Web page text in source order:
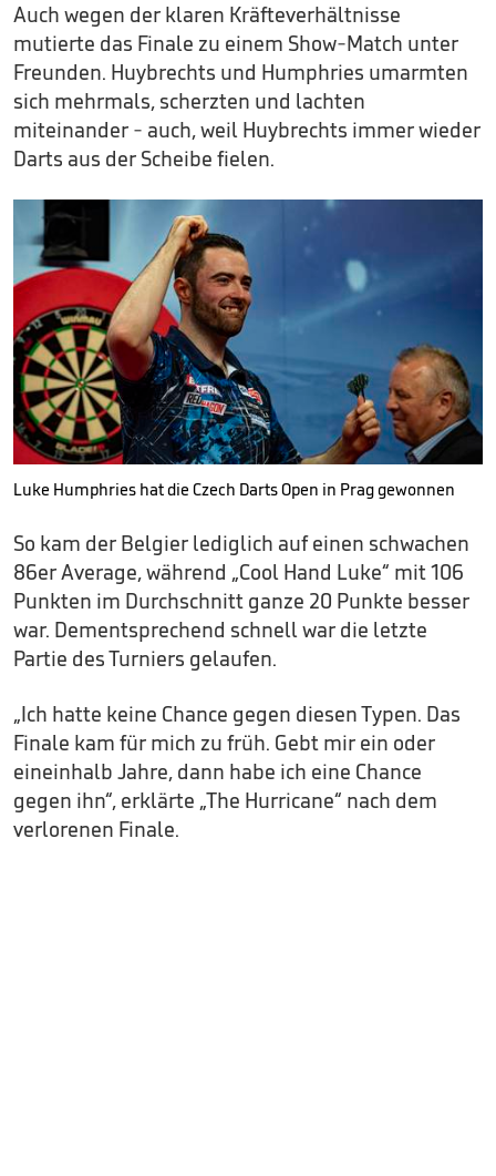
Auch wegen der klaren Kräfteverhältnisse
mutierte das Finale zu einem Show-Match unter
Freunden. Huybrechts und Humphries umarmten
sich mehrmals, scherzten und lachten
miteinander - auch, weil Huybrechts immer wieder
Darts aus der Scheibe fielen.
Luke Humphries hat die Czech Darts Open in Prag gewonnen
So kam der Belgier lediglich auf einen schwachen
86er Average, während „Cool Hand Luke“ mit 106
Punkten im Durchschnitt ganze 20 Punkte besser
war. Dementsprechend schnell war die letzte
Partie des Turniers gelaufen.
„Ich hatte keine Chance gegen diesen Typen. Das
Finale kam für mich zu früh. Gebt mir ein oder
eineinhalb Jahre, dann habe ich eine Chance
gegen ihn“, erklärte „The Hurricane“ nach dem
verlorenen Finale.